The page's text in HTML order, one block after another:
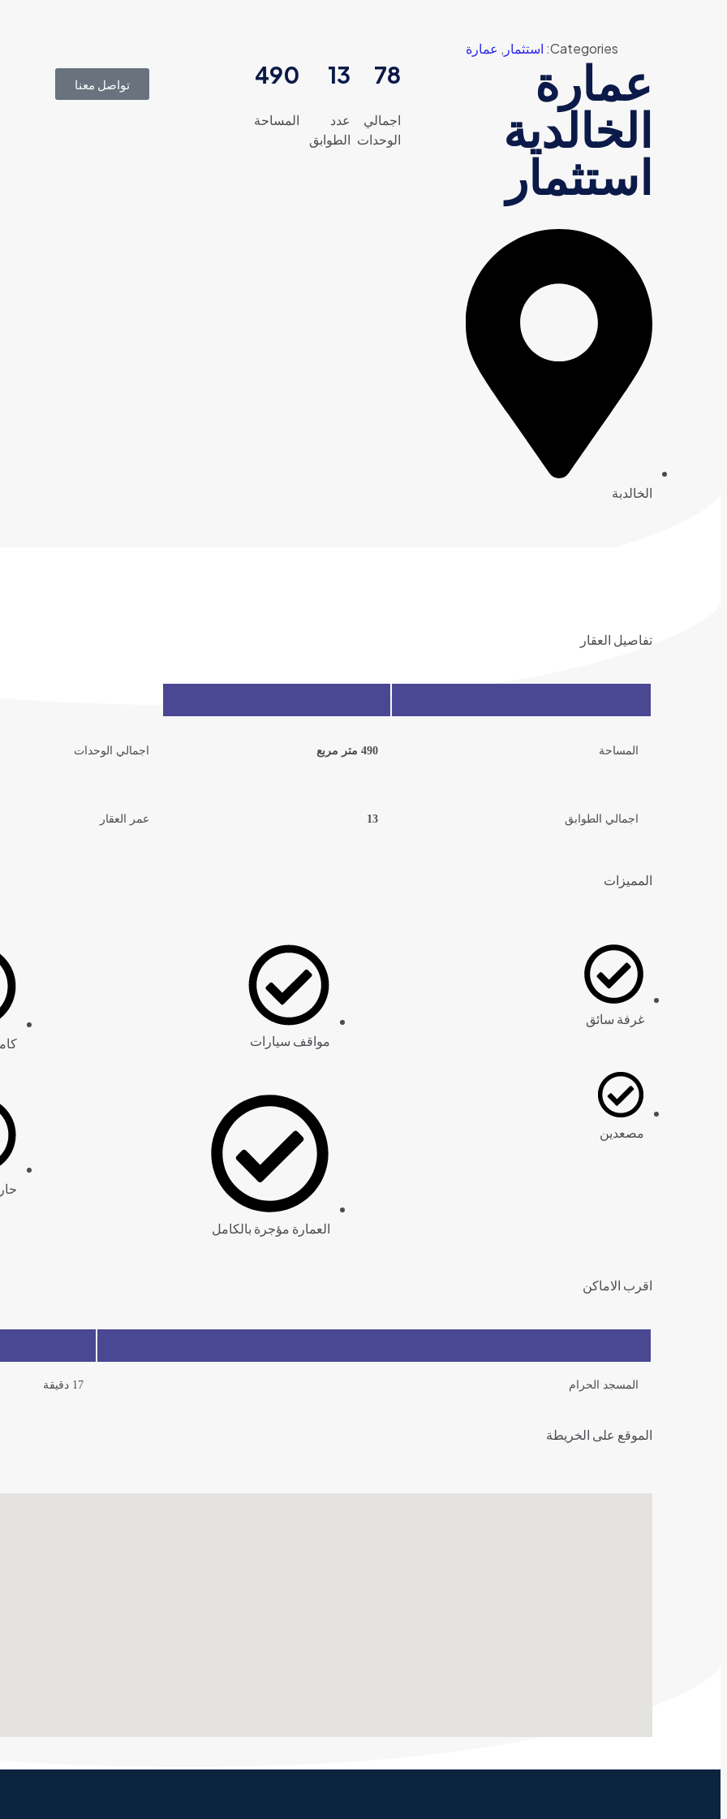
Categories: استثمار , عمارة
عمارة
الخالدية
استثمار
الخالدبة
78
اجمالي
الوحدات
13
عدد
الطوابق
490
المساحة
تواصل معنا
تفاصيل العقار
المساحة 490 متر مربع اجمالي الوحدات
اجمالي الطوابق 13 عمر العقار
المميزات
غرفة سائق
مصعدين
مواقف سيارات
العمارة مؤجرة بالكامل
اقرب الاماكن
المسجد الحرام 17 دقيقة
الموقع على الخريطة